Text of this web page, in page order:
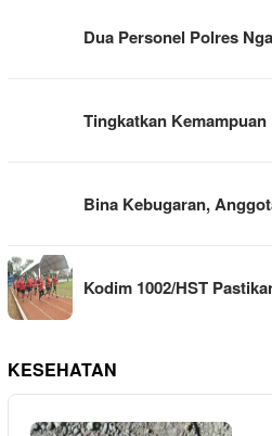
Dua Personel Polres
Tingkatkan
Bina Kebugaran,
Kodim 1002/HST
KESEHATAN